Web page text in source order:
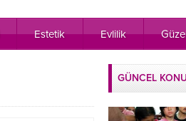
Estetik Evlilik
GÜNCEL